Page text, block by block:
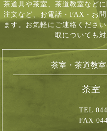
茶道具や茶室、茶道教室など
注文など、 お電話・FAX・お
ます。お気軽にご連絡ください
取についても対
茶室・茶道教
茶室
TEL
FAX